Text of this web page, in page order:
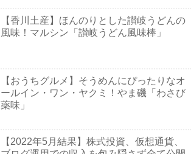
【香川土産】ほんのりとした讃岐うどんの
風味！マルシン「讃岐うどん風味棒」
【おうちグルメ】そうめんにぴったりなオ
ールイン・ワン・ヤクミ！やま磯「わさび
薬味」
【2022年5月結果】株式投資、仮想通貨、